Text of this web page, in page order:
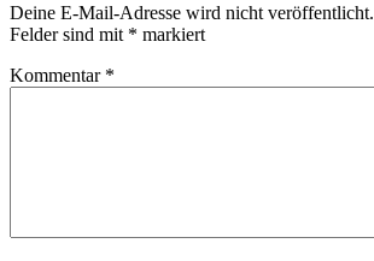
Deine E-Mail-Adresse wird nicht veröffentlicht.
Felder sind mit * markiert
Kommentar *